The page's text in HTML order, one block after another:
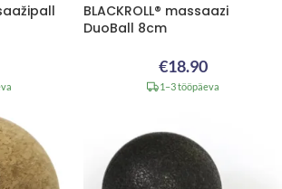
BLACKROLL® massaazi
DuoBall 8cm
€18.90
1–3 tööpäeva